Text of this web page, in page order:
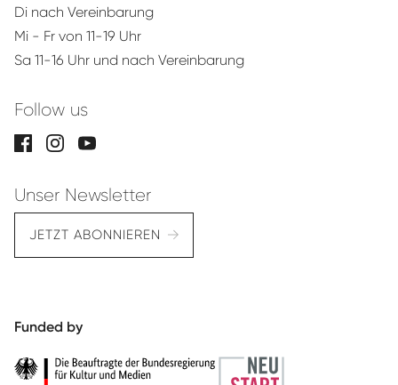
Di nach Vereinbarung
Mi - Fr von 11-19 Uhr
Sa 11-16 Uhr und nach Vereinbarung
Follow us
Unser Newsletter
JETZT ABONNIEREN
Funded by